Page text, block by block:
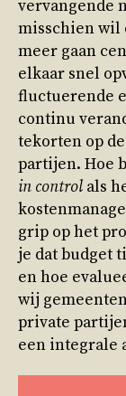
vervangende
misschien wil
meer gaan
elkaar snel
fluctuerende
continu
tekorten op
partijen. Hoe
in control als
grip op het
je dat budget
en hoe
wij
private
een integrale